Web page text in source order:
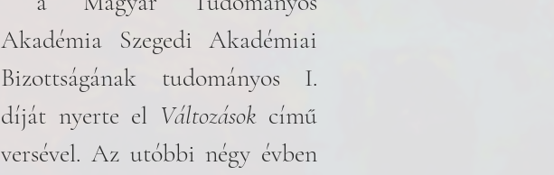
Akadémia Szegedi Akadémiai
Bizottságának tudományos I.
díját nyerte el Változások című
versével. Az utóbbi négy évben